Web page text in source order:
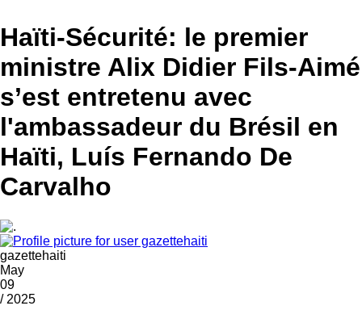
Haïti-Sécurité: le premier
ministre Alix Didier Fils-Aimé
s’est entretenu avec
l'ambassadeur du Brésil en
Haïti, Luís Fernando De
Carvalho
gazettehaiti
May
09
/ 2025